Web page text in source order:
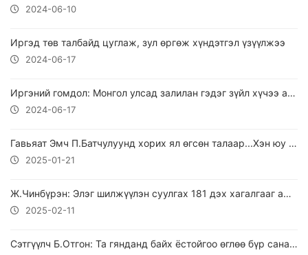
2024-06-10
Иргэд төв талбайд цуглаж, зул өргөж хүндэтгэл үзүүлжээ
2024-06-17
Иргэний гомдол: Монгол улсад залилан гэдэг зүйл хүчээ авчиж !!!
2024-06-17
Гавьяат Эмч П.Батчулуунд хорих ял өгсөн талаар...Хэн юу хэлэв!
2025-01-21
Ж.Чинбүрэн: Элэг шилжүүлэн суулгах 181 дэх хагалгааг амжилттай хийжээ.
2025-02-11
Сэтгүүлч Б.Отгон: Та гянданд байх ёстойгоо өглөө бүр санаж яваарай.